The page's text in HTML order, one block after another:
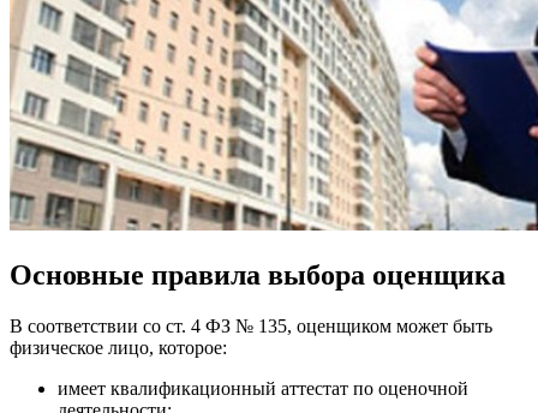
Основные правила выбора оценщика
В соответствии со ст. 4 ФЗ № 135, оценщиком может быть
физическое лицо, которое:
имеет квалификационный аттестат по оценочной